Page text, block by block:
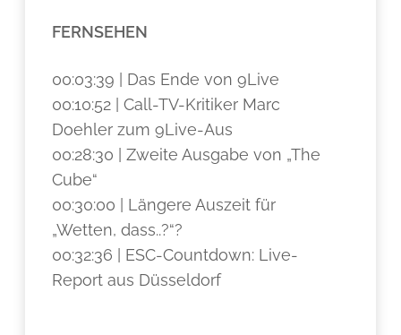
FERNSEHEN
00:03:39 | Das Ende von 9Live
00:10:52 | Call-TV-Kritiker Marc
Doehler zum 9Live-Aus
00:28:30 | Zweite Ausgabe von „The
Cube“
00:30:00 | Längere Auszeit für
„Wetten, dass..?“?
00:32:36 | ESC-Countdown: Live-
Report aus Düsseldorf